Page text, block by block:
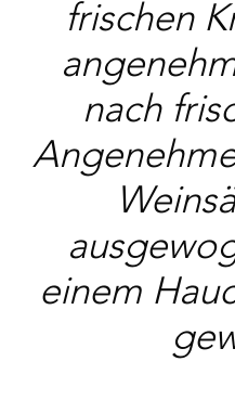
frischen
nach
einem